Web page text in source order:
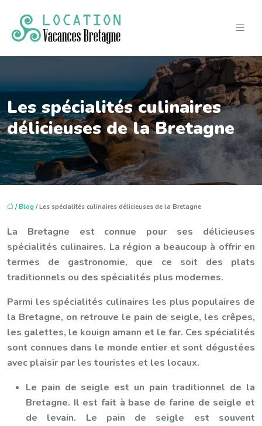
Les spécialités culinaires
délicieuses de la Bretagne
/Blog / Les spécialités culinaires délicieuses de la Bretagne
La Bretagne est connue pour ses délicieuses
spécialités culinaires. La région a beaucoup à offrir en
termes de gastronomie, que ce soit des plats
traditionnels ou des spécialités plus modernes.
Parmi les spécialités culinaires les plus populaires de
la Bretagne, on retrouve le pain de seigle, les crêpes,
les galettes, le kouign amann et le far. Ces spécialités
sont connues dans le monde entier et sont dégustées
avec plaisir par les touristes et les locaux.
Le pain de seigle est un pain traditionnel de la
Bretagne. Il est fait à base de farine de seigle et
de levain. Le pain de seigle est souvent